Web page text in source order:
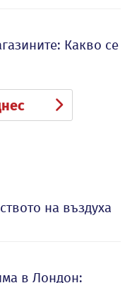
Какво се
на въздуха
в Лондон: